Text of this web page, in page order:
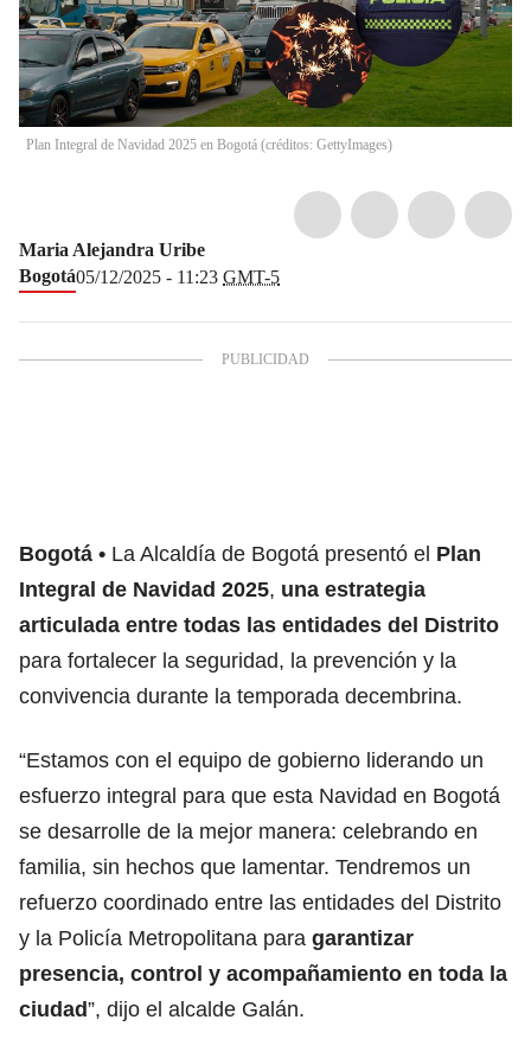
Plan Integral de Navidad 2025 en Bogotá (créditos: GettyImages)
Maria Alejandra Uribe
Bogotá05/12/2025 - 11:23 GMT-5
Bogotá La Alcaldía de Bogotá presentó el Plan
Integral de Navidad 2025, una estrategia
articulada entre todas las entidades del Distrito
para fortalecer la seguridad, la prevención y la
convivencia durante la temporada decembrina.
“Estamos con el equipo de gobierno liderando un
esfuerzo integral para que esta Navidad en Bogotá
se desarrolle de la mejor manera: celebrando en
familia, sin hechos que lamentar. Tendremos un
refuerzo coordinado entre las entidades del Distrito
y la Policía Metropolitana para garantizar
presencia, control y acompañamiento en toda la
ciudad”, dijo el alcalde Galán.